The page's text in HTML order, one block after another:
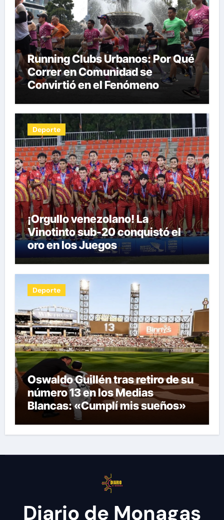
Running Clubs Urbanos: Por Qué
Correr en Comunidad se
Convirtió en el Fenómeno
Fitness del Siglo XXI por Herman
Pocaterra
Deporte
¡Orgullo venezolano! La
Vinotinto sub-20 conquistó el
oro en los Juegos
Centroamericanos y del Caribe
tras unos dramáticos penales
Deporte
Oswaldo Guillén tras retiro de su
número 13 en los Medias
Blancas: «Cumplí mis sueños»
Diario de Monagas